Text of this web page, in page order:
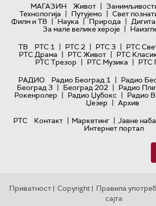
МАГАЗИН
Живот |
Технологијa | Путујемо | Свет
Филм и ТВ | Наука | Природа |
За мале велике хероје |
ТВ
РТС 1 | РТС 2 | РТС 3 | РТС
РТС Драма | РТС Живот | РТС
РТС Трезор | РТС Музика | РТС
РАДИО
Радио Београд 1 | Радио
Београд 3 | Београд 202 | Радио
Рокенролер | Радио Џубокс | Радио
Џезер | Архив
РТС
Контакт | Маркетинг | Јавне
Интернет портал
Приватност | Copyright | Правила
сајта